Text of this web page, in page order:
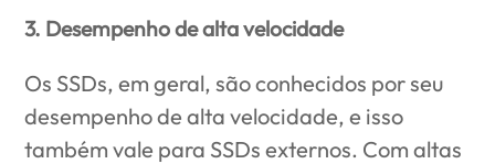
3. Desempenho de alta velocidade
Os SSDs, em geral, são conhecidos por seu
desempenho de alta velocidade, e isso
também vale para SSDs externos. Com altas